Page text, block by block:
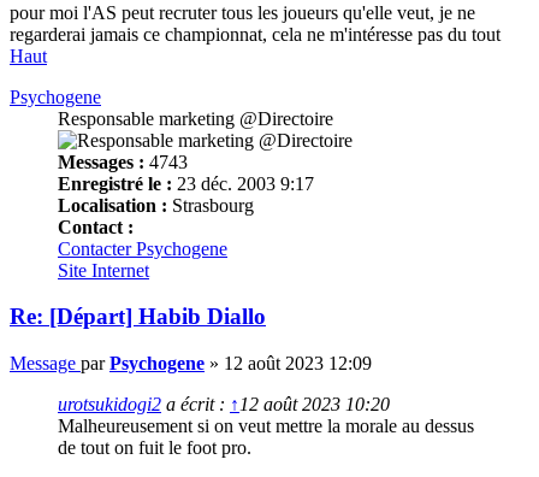
pour moi l'AS peut recruter tous les joueurs qu'elle veut, je ne
regarderai jamais ce championnat, cela ne m'intéresse pas du tout
Haut
Psychogene
Responsable marketing @Directoire
Messages : 4743
Enregistré le : 23 déc. 2003 9:17
Localisation : Strasbourg
Contact :
Contacter Psychogene
Site Internet
Re: [Départ] Habib Diallo
Message parPsychogene » 12 août 2023 12:09
urotsukidogi2 a écrit : ↑ 12 août 2023 10:20
Malheureusement si on veut mettre la morale au dessus
de tout on fuit le foot pro.